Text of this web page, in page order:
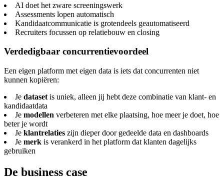
AI doet het zware screeningswerk
Assessments lopen automatisch
Kandidaatcommunicatie is grotendeels geautomatiseerd
Recruiters focussen op relatiebouw en closing
Verdedigbaar concurrentievoordeel
Een eigen platform met eigen data is iets dat concurrenten niet
kunnen kopiëren:
Je dataset is uniek, alleen jij hebt deze combinatie van klant- en
kandidaatdata
Je modellen verbeteren met elke plaatsing, hoe meer je doet, hoe
beter je wordt
Je klantrelaties zijn dieper door gedeelde data en dashboards
Je merk is verankerd in het platform dat klanten dagelijks
gebruiken
De business case